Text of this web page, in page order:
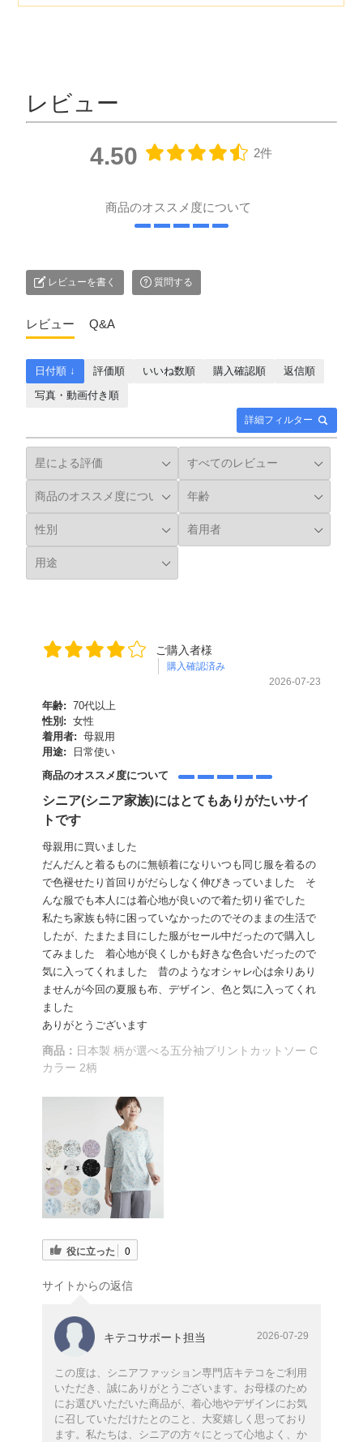
レビュー
4.50 2件
商品のオススメ度について
レビューを書く 質問する
レビュー Q&A
詳細フィルター
日付順 ↓ 評価順 いいね数順 購入確認順
返信順
写真・動画付き順
ご購入者様
購入確認済み
2026-07-23
年齢: 70代以上
性別: 女性
着用者: 母親用
用途:
日常使い
商品のオススメ度について
シニア(シニア家族)にはとてもありがたいサイ
トです
母親用に買いました
だんだんと着るものに無頓着になりいつも同じ服を着るの
で色褪せたり首回りがだらしなく伸びきっていました そ
んな服でも本人には着心地が良いので着た切り雀でした
私たち家族も特に困っていなかったのでそのままの生活で
したが、たまたま目にした服がセール中だったので購入し
てみました 着心地が良くしかも好きな色合いだったので
気に入ってくれました 昔のようなオシャレ心は余りあり
ませんが今回の夏服も布、デザイン、色と気に入ってくれ
ました
ありがとうございます
商品： 日本製 柄が選べる五分袖プリントカットソー C
カラー 2柄
役に立った 0
サイトからの返信
キテコサポート担当 2026-07-29
この度は、シニアファッション専門店キテコをご利用
いただき、誠にありがとうございます。お母様のため
にお選びいただいた商品が、着心地やデザインにお気
に召していただけたとのこと、大変嬉しく思っており
ます。私たちは、シニアの方々にとって心地よく、か